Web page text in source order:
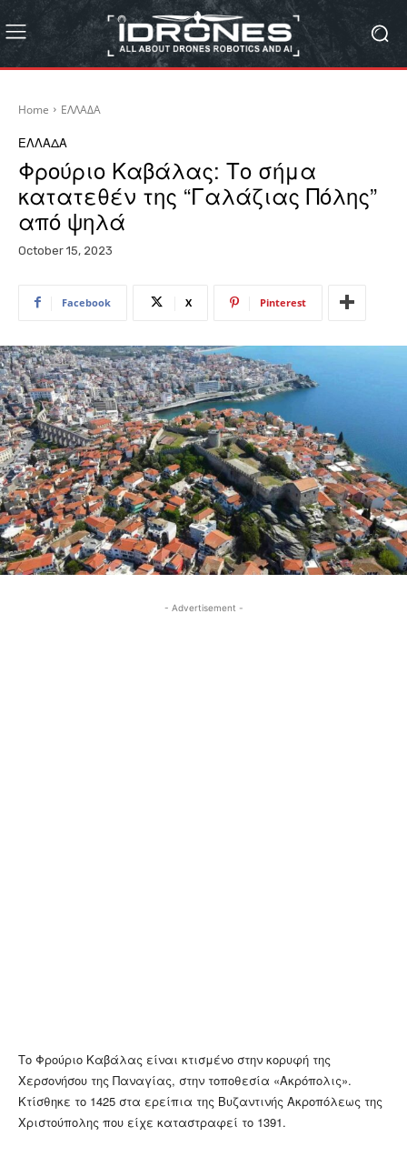
Home ΕΛΛΑΔΑ
ΕΛΛΑΔΑ
Φρούριο Καβάλας: Το σήμα
κατατεθέν της “Γαλάζιας Πόλης”
από ψηλά
October 15, 2023
Facebook X Pinterest
- Advertisement -
Το Φρούριο Καβάλας είναι κτισμένο στην κορυφή της
Χερσονήσου της Παναγίας, στην τοποθεσία «Ακρόπολις».
Κτίσθηκε το 1425 στα ερείπια της Βυζαντινής Ακροπόλεως της
Χριστούπολης που είχε καταστραφεί το 1391.